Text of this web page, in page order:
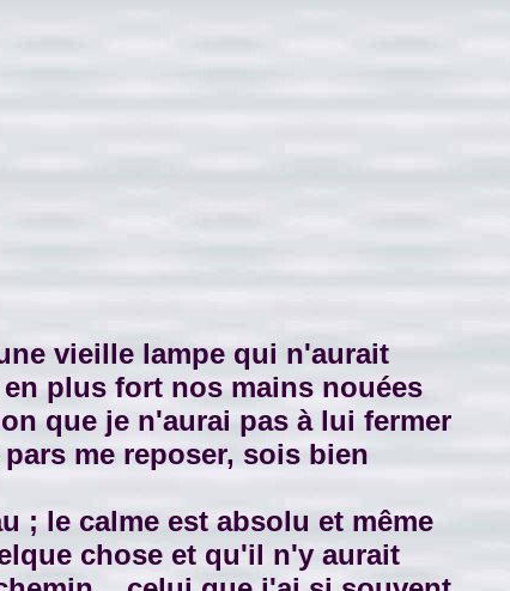
vieille lampe qui n'aurait
plus fort nos mains nouées
que je n'aurai pas à lui fermer
me reposer, sois bien
; le calme est absolu et même
chose et qu'il n'y aurait